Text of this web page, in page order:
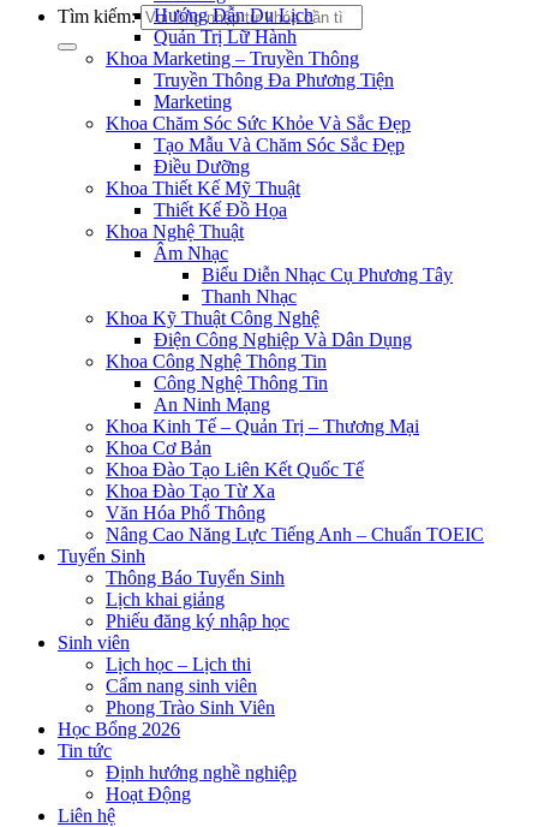
Tìm kiếm:
Hướng Dẫn Du Lịch
Quản Trị Lữ Hành
Khoa Marketing – Truyền Thông
Truyền Thông Đa Phương Tiện
Marketing
Khoa Chăm Sóc Sức Khỏe Và Sắc Đẹp
Tạo Mẫu Và Chăm Sóc Sắc Đẹp
Điều Dưỡng
Khoa Thiết Kế Mỹ Thuật
Thiết Kế Đồ Họa
Khoa Nghệ Thuật
Âm Nhạc
Biểu Diễn Nhạc Cụ Phương Tây
Thanh Nhạc
Khoa Kỹ Thuật Công Nghệ
Điện Công Nghiệp Và Dân Dụng
Khoa Công Nghệ Thông Tin
Công Nghệ Thông Tin
An Ninh Mạng
Khoa Kinh Tế – Quản Trị – Thương Mại
Khoa Cơ Bản
Khoa Đào Tạo Liên Kết Quốc Tế
Khoa Đào Tạo Từ Xa
Văn Hóa Phổ Thông
Nâng Cao Năng Lực Tiếng Anh – Chuẩn TOEIC
Tuyển Sinh
Thông Báo Tuyển Sinh
Lịch khai giảng
Phiếu đăng ký nhập học
Sinh viên
Lịch học – Lịch thi
Cẩm nang sinh viên
Phong Trào Sinh Viên
Học Bổng 2026
Tin tức
Định hướng nghề nghiệp
Hoạt Động
Liên hệ